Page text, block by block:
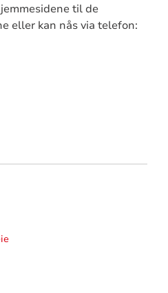
til de
eller kan nås via telefon: